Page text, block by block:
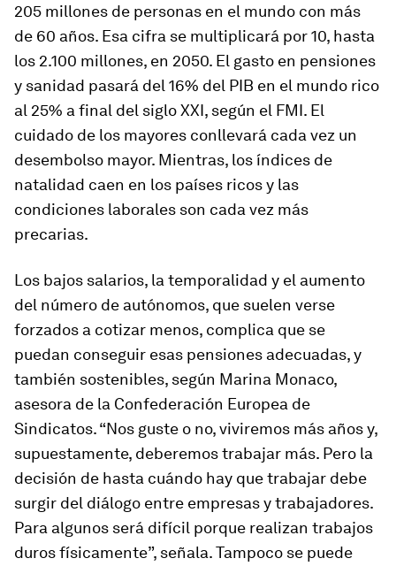
205 millones de personas en el mundo con más
de 60 años. Esa cifra se multiplicará por 10, hasta
los 2.100 millones, en 2050. El gasto en pensiones
y sanidad pasará del 16% del PIB en el mundo rico
al 25% a final del siglo XXI, según el FMI. El
cuidado de los mayores conllevará cada vez un
desem­bolso mayor. Mientras, los índices de
natalidad caen en los países ricos y las
condiciones laborales son cada vez más
precarias.
Los bajos salarios, la temporalidad y el aumento
del número de autónomos, que suelen verse
forzados a cotizar menos, complica que se
puedan conseguir esas pensiones adecuadas, y
también sostenibles, según Marina Monaco,
asesora de la Confederación Europea de
Sindicatos. “Nos guste o no, viviremos más años y,
supuestamente, deberemos trabajar más. Pero la
decisión de hasta cuándo hay que trabajar debe
surgir del diálogo entre empresas y trabajadores.
Para algunos será difícil porque realizan trabajos
duros físicamente”, señala. Tampoco se puede